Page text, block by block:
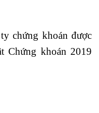
chứng khoán được
Chứng khoán 2019